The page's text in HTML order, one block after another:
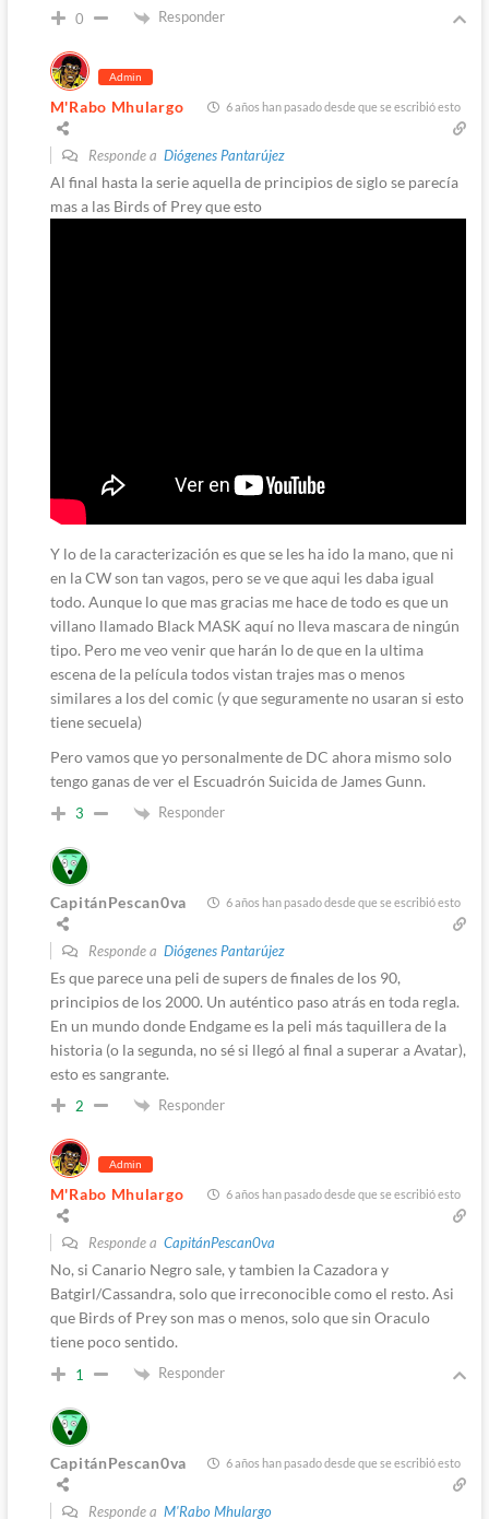
0 Responder
Admin
M'Rabo Mhulargo 6 años han pasado desde que se escribió esto
Responde a Diógenes Pantarújez
Al final hasta la serie aquella de principios de siglo se parecía
mas a las Birds of Prey que esto
Y lo de la caracterización es que se les ha ido la mano, que ni
en la CW son tan vagos, pero se ve que aqui les daba igual
todo. Aunque lo que mas gracias me hace de todo es que un
villano llamado Black MASK aquí no lleva mascara de ningún
tipo. Pero me veo venir que harán lo de que en la ultima
escena de la película todos vistan trajes mas o menos
similares a los del comic (y que seguramente no usaran si esto
tiene secuela)
Pero vamos que yo personalmente de DC ahora mismo solo
tengo ganas de ver el Escuadrón Suicida de James Gunn.
3 Responder
CapitánPescan0va 6 años han pasado desde que se escribió esto
Responde a Diógenes Pantarújez
Es que parece una peli de supers de finales de los 90,
principios de los 2000. Un auténtico paso atrás en toda regla.
En un mundo donde Endgame es la peli más taquillera de la
historia (o la segunda, no sé si llegó al final a superar a Avatar),
esto es sangrante.
2 Responder
Admin
M'Rabo Mhulargo 6 años han pasado desde que se escribió esto
Responde a CapitánPescan0va
No, si Canario Negro sale, y tambien la Cazadora y
Batgirl/Cassandra, solo que irreconocible como el resto. Asi
que Birds of Prey son mas o menos, solo que sin Oraculo
tiene poco sentido.
1 Responder
CapitánPescan0va 6 años han pasado desde que se escribió esto
Responde a M'Rabo Mhulargo